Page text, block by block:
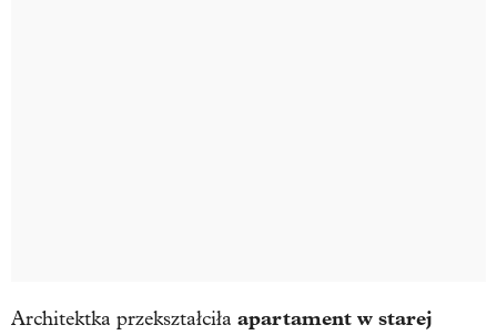
Architektka przekształciła apartament w starej